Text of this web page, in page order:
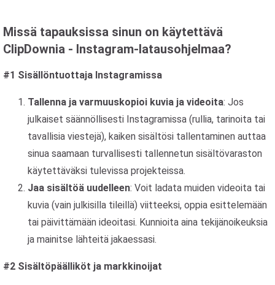
Missä tapauksissa sinun on käytettävä
ClipDownia - Instagram-latausohjelmaa?
#1 Sisällöntuottaja Instagramissa
Tallenna ja varmuuskopioi kuvia ja videoita: Jos
julkaiset säännöllisesti Instagramissa (rullia, tarinoita tai
tavallisia viestejä), kaiken sisältösi tallentaminen auttaa
sinua saamaan turvallisesti tallennetun sisältövaraston
käytettäväksi tulevissa projekteissa.
Jaa sisältöä uudelleen: Voit ladata muiden videoita tai
kuvia (vain julkisilla tileillä) viitteeksi, oppia esittelemään
tai päivittämään ideoitasi. Kunnioita aina tekijänoikeuksia
ja mainitse lähteitä jakaessasi.
#2 Sisältöpäälliköt ja markkinoijat